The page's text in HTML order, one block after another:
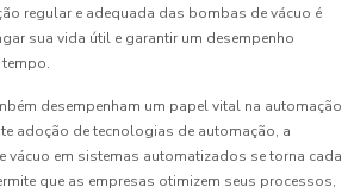
regular e adequada das bombas de vácuo é
sua vida útil e garantir um desempenho
desempenham um papel vital na automação
adoção de tecnologias de automação, a
vácuo em sistemas automatizados se torna cada
que as empresas otimizem seus processos,